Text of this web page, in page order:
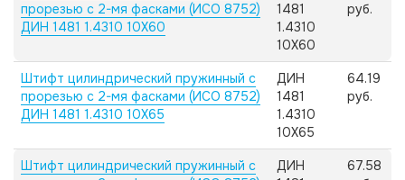
прорезью с 2-мя фасками (ИСО 8752)
ДИН 1481 1.4310 10X60
1481
1.4310
10X60
руб.
Штифт цилиндрический пружинный с
прорезью с 2-мя фасками (ИСО 8752)
ДИН 1481 1.4310 10X65
ДИН
1481
1.4310
10X65
64.19
руб.
Штифт цилиндрический пружинный с
ДИН
67.58